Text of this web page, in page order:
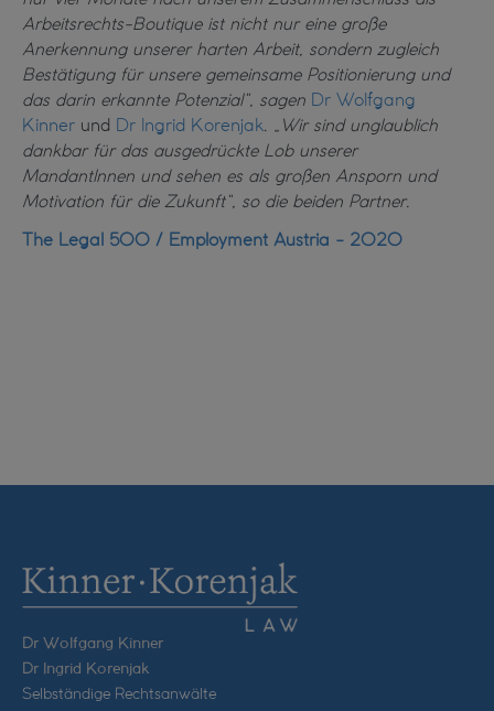
Arbeitsrechts-Boutique ist nicht nur eine große
Anerkennung unserer harten Arbeit, sondern zugleich
Bestätigung für unsere gemeinsame Positionierung und
das darin erkannte Potenzial“, sagen Dr Wolfgang
Kinner und Dr Ingrid Korenjak. „Wir sind unglaublich
dankbar für das ausgedrückte Lob unserer
MandantInnen und sehen es als großen Ansporn und
Motivation für die Zukunft“, so die beiden Partner.
The Legal 500 / Employment Austria - 2020
Dr Wolfgang Kinner
Dr Ingrid Korenjak
Selbständige Rechtsanwälte